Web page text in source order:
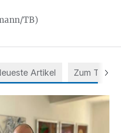
TB)
Artikel Zum Thema